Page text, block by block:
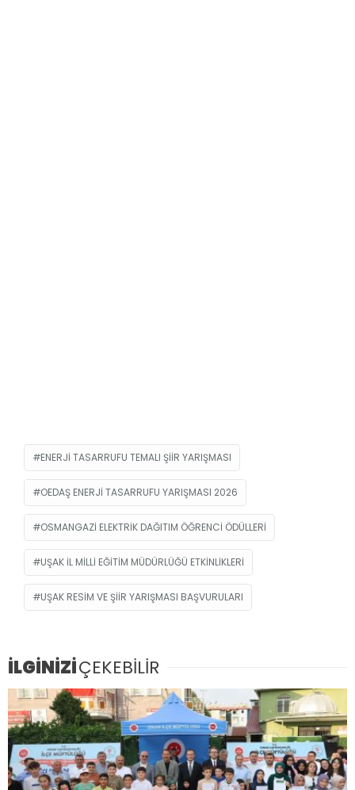
ENERJI TASARRUFU TEMALI ŞIIR YARIŞMASI
OEDAŞ ENERJI TASARRUFU YARIŞMASI 2026
OSMANGAZI ELEKTRIK DAĞITIM ÖĞRENCI ÖDÜLLERI
UŞAK İL MILLI EĞITIM MÜDÜRLÜĞÜ ETKINLIKLERI
UŞAK RESIM VE ŞIIR YARIŞMASI BAŞVURULARI
İLGİNİZİÇEKEBİLİR